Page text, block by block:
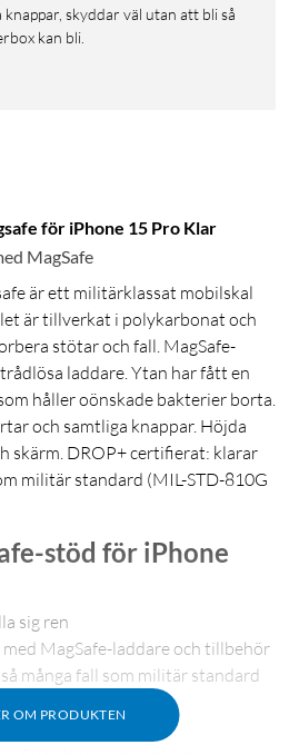
kan bli.
för iPhone 15 Pro Klar
MagSafe
är ett militärklassat mobilskal
är tillverkat i polykarbonat och
stötar och fall. MagSafe-
laddare. Ytan har fått en
håller oönskade bakterier borta.
och samtliga knappar. Höjda
skärm. DROP+ certifierat: klarar
militär standard (MIL-STD-810G
OM PRODUKTEN
stöd för iPhone
sig ren
MagSafe-laddare och tillbehör
många fall som militär standard
kamera och skärm